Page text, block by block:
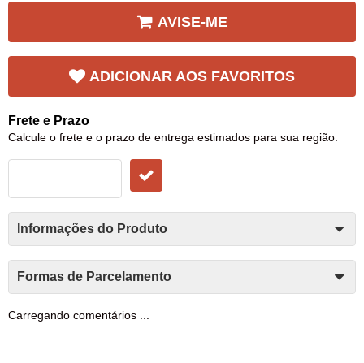
AVISE-ME
ADICIONAR AOS FAVORITOS
Frete e Prazo
Calcule o frete e o prazo de entrega estimados para sua região:
Informações do Produto
Formas de Parcelamento
Carregando comentários ...